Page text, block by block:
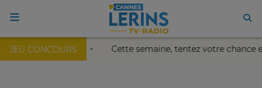
JEU CONCOURS
Nikaïa de Nice ! Cette semaine, tentez votre